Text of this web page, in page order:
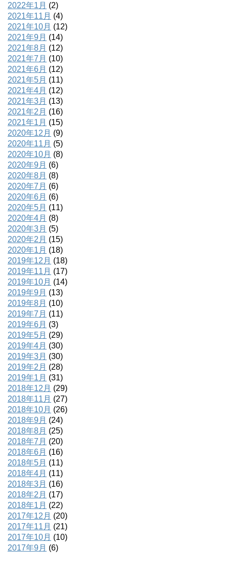
2022年1月 (2)
2021年11月 (4)
2021年10月 (12)
2021年9月 (14)
2021年8月 (12)
2021年7月 (10)
2021年6月 (12)
2021年5月 (11)
2021年4月 (12)
2021年3月 (13)
2021年2月 (16)
2021年1月 (15)
2020年12月 (9)
2020年11月 (5)
2020年10月 (8)
2020年9月 (6)
2020年8月 (8)
2020年7月 (6)
2020年6月 (6)
2020年5月 (11)
2020年4月 (8)
2020年3月 (5)
2020年2月 (15)
2020年1月 (18)
2019年12月 (18)
2019年11月 (17)
2019年10月 (14)
2019年9月 (13)
2019年8月 (10)
2019年7月 (11)
2019年6月 (3)
2019年5月 (29)
2019年4月 (30)
2019年3月 (30)
2019年2月 (28)
2019年1月 (31)
2018年12月 (29)
2018年11月 (27)
2018年10月 (26)
2018年9月 (24)
2018年8月 (25)
2018年7月 (20)
2018年6月 (16)
2018年5月 (11)
2018年4月 (11)
2018年3月 (16)
2018年2月 (17)
2018年1月 (22)
2017年12月 (20)
2017年11月 (21)
2017年10月 (10)
2017年9月 (6)